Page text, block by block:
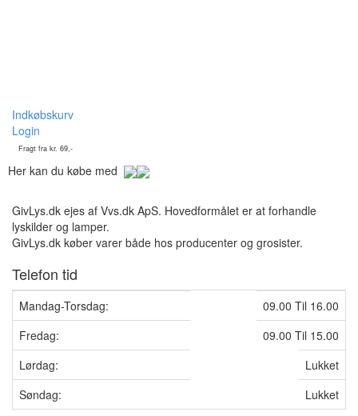
Indkøbskurv
Login
Fragt fra kr. 69,-
Her kan du købe med
GivLys.dk ejes af Vvs.dk ApS. Hovedformålet er at forhandle
lyskilder og lamper.
GivLys.dk køber varer både hos producenter og grosister.
Telefon tid
Mandag-Torsdag:
09.00 Til 16.00
Fredag:
09.00 Til 15.00
Lørdag:
Lukket
Søndag:
Lukket